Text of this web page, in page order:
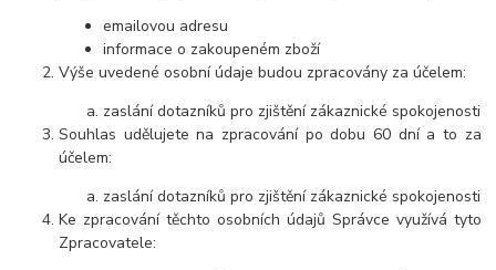
emailovou adresu
informace o zakoupeném zboží
Výše uvedené osobní údaje budou zpracovány za účelem:
zaslání dotazníků pro zjištění zákaznické spokojenosti
Souhlas udělujete na zpracování po dobu 60 dní a to za
účelem:
zaslání dotazníků pro zjištění zákaznické spokojenosti
Ke zpracování těchto osobních údajů Správce využívá tyto
Zpracovatele: